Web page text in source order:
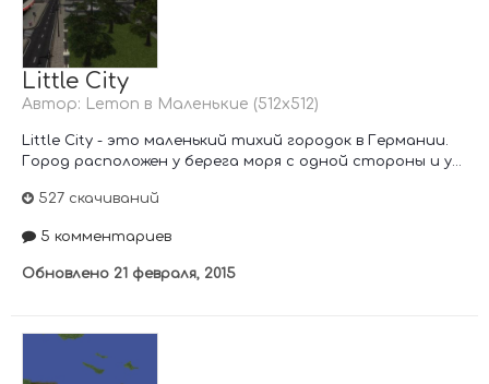
Little City
Автор: Lemon в Маленькие (512х512)
Little City - это маленький тихий городок в Германии.
Город расположен у берега моря с одной стороны и у...
527 скачиваний
5 комментариев
Обновлено 21 февраля, 2015